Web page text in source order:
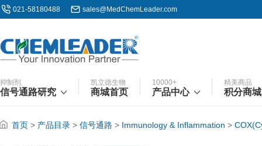
021-58180488 sales@MedChemLeader.com
抑制剂
信号通路研究
凯立德生物
商城首页
10000+
产品中心
精美商品
积分商城
首页 > 产品目录 > 信号通路 > Immunology & Inflammation >